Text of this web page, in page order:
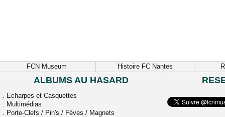
FCN Museum Histoire FC Nantes
ALBUMS AU HASARD
. Echarpes et Casquettes
. Multimédias
. Porte-Clefs / Pin's / Fèves / Magnets